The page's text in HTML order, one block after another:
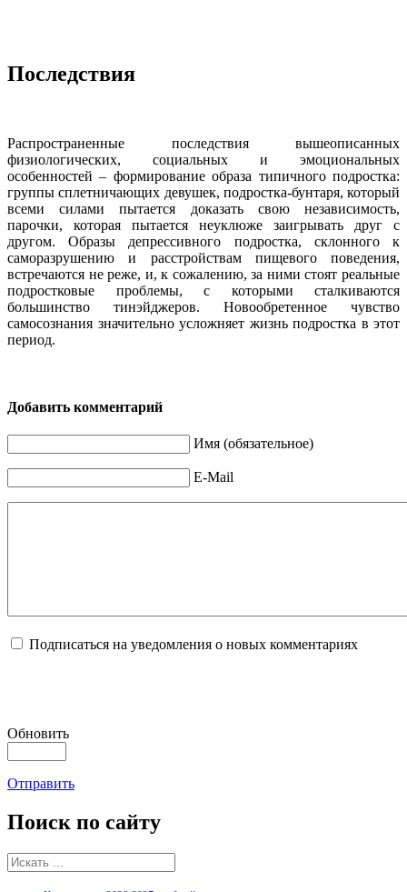
Последствия
Распространенные последствия вышеописанных
физиологических, социальных и эмоциональных
особенностей – формирование образа типичного подростка:
группы сплетничающих девушек, подростка-бунтаря, который
всеми силами пытается доказать свою независимость,
парочки, которая пытается неуклюже заигрывать друг с
другом. Образы депрессивного подростка, склонного к
саморазрушению и расстройствам пищевого поведения,
встречаются не реже, и, к сожалению, за ними стоят реальные
подростковые проблемы, с которыми сталкиваются
большинство тинэйджеров. Новообретенное чувство
самосознания значительно усложняет жизнь подростка в этот
период.
Добавить комментарий
Имя (обязательное)
E-Mail
Подписаться на уведомления о новых комментариях
Обновить
Отправить
Поиск по сайту